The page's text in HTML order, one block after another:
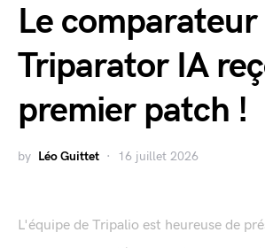
Le
Triparator IA
premier patch !
by Léo Guittet 16 juillet 2026
L'équipe de Tripalio est heureuse de